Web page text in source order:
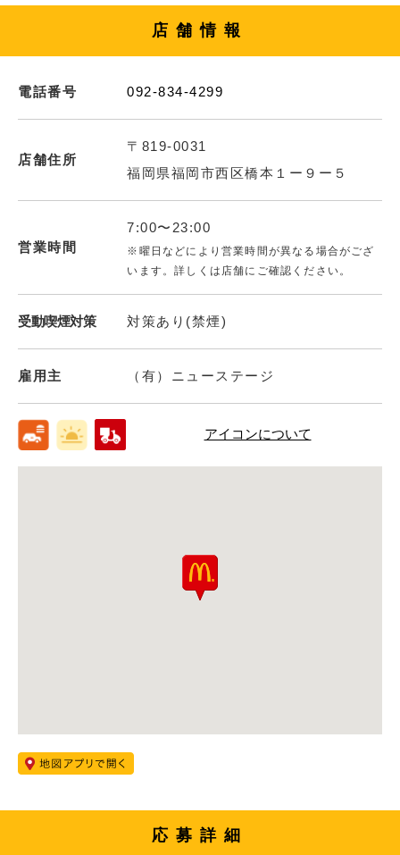
店舗情報
電話番号 092-834-4299
店舗住所
〒819-0031
福岡県福岡市西区橋本１ー９ー５
営業時間
7:00〜23:00
※曜日などにより営業時間が異なる場合がござ
います。詳しくは店舗にご確認ください。
受動喫煙対策 対策あり(禁煙)
雇用主 （有）ニューステージ
アイコンについて
応募詳細